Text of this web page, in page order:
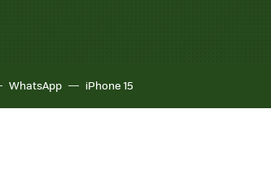
WhatsApp iPhone 15